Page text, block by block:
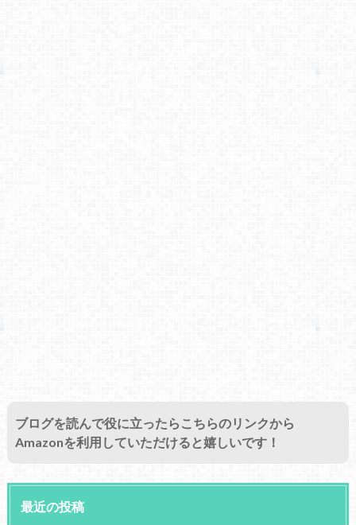
ブログを読んで役に立ったらこちらのリンクから
Amazonを利用していただけると嬉しいです！
最近の投稿